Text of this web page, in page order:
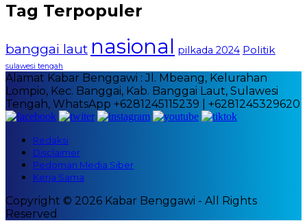
Tag Terpopuler
banggai laut nasional pilkada 2024 Politik
sulawesi tengah
Alamat Kabar Benggawi : Jl. Mbeang, Kelurahan
Lompio, Kec. Banggai, Kab. Banggai Laut, Sulawesi
Tengah, WhatsApp +6281245115239 | +6281245329620
Redaksi
Disclaimer
Pedoman Media Siber
Kerja Sama
Copyright © 2026 Kabar Benggawi - All Rights
Reserved